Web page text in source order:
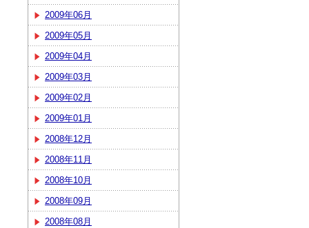
2009年06月
2009年05月
2009年04月
2009年03月
2009年02月
2009年01月
2008年12月
2008年11月
2008年10月
2008年09月
2008年08月